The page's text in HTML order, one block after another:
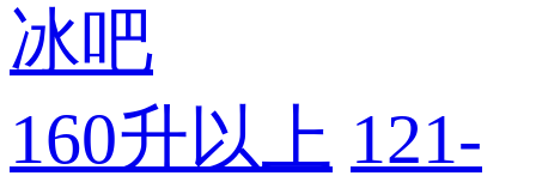
冰吧
160升以上 121-